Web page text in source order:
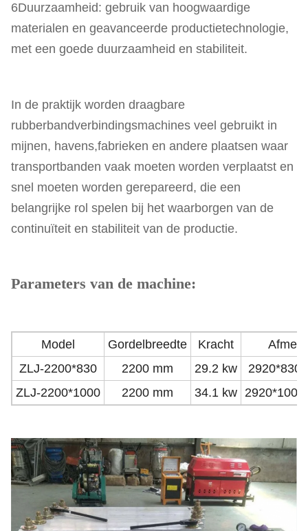
6Duurzaamheid: gebruik van hoogwaardige
materialen en geavanceerde productietechnologie,
met een goede duurzaamheid en stabiliteit.
In de praktijk worden draagbare
rubberbandverbindingsmachines veel gebruikt in
mijnen, havens,fabrieken en andere plaatsen waar
transportbanden vaak moeten worden verplaatst en
snel moeten worden gerepareerd, die een
belangrijke rol spelen bij het waarborgen van de
continuïteit en stabiliteit van de productie.
Parameters van de machine:
Model Gordelbreedte Kracht
ZLJ-2200*830
2200 mm 29.2 kw
ZLJ-2200*1000
2200 mm 34.1 kw